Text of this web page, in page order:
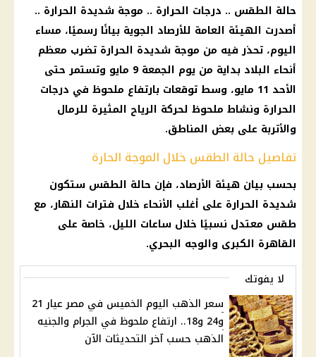
حالة الطقس .. درجات الحرارة .. موجة شديدة الحرارة ..
أصدرت الهيئة العامة للأرصاد الجوية بيانًا رسميًا، مساء
اليوم، تحذر فيه من موجة شديدة الحرارة تضرب معظم
أنحاء البلاد بداية من يوم الجمعة 9 مايو وتستمر حتى
الأحد 11 مايو، وسط توقعات بارتفاع ملحوظ في درجات
الحرارة ونشاط ملحوظ لحركة الرياح المثيرة للرمال
والأتربة على بعض المناطق.
تفاصيل حالة الطقس خلال الموجة الحارة
بحسب بيان هيئة الأرصاد، فإن حالة الطقس ستكون
شديدة الحرارة على أغلب الأنحاء خلال فترات النهار، مع
طقس معتدل نسبيًا خلال ساعات الليل، خاصة على
القاهرة الكبرى والوجه البحري.
لا يفوتك
سعر الذهب اليوم الخميس في مصر عيار 21
و24 و18.. ارتفاع ملحوظ في الجرام والجنيه
الذهب حسب آخر التحديثات الآن